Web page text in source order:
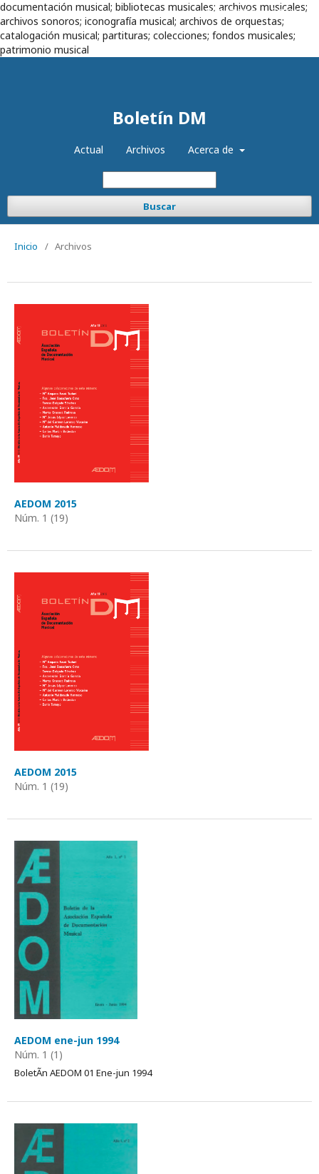
documentación musical; bibliotecas musicales; archivos musicales;
archivos sonoros; iconografía musical; archivos de orquestas;
catalogación musical; partituras; colecciones; fondos musicales;
patrimonio musical
Boletín DM
Actual Archivos Acerca de
Buscar
Registrarse Entrar
Inicio / Archivos
AEDOM 2015
Núm. 1 (19)
AEDOM 2015
Núm. 1 (19)
AEDOM ene-jun 1994
Núm. 1 (1)
BoletÃ­n AEDOM 01 Ene-jun 1994